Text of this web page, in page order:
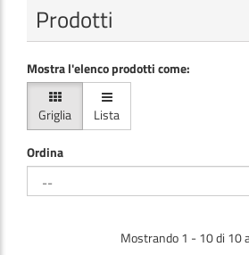
Prodotti
Mostra l'elenco prodotti come:
Griglia
Lista
Ordina
Mostrando 1 - 10 di 10